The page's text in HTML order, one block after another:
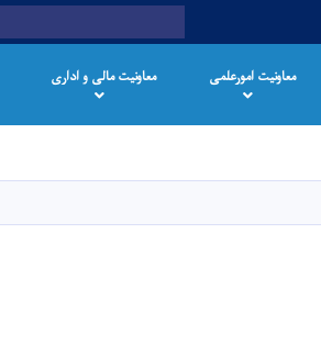
معاونیت امورعلمی معاونیت مالی و اداری